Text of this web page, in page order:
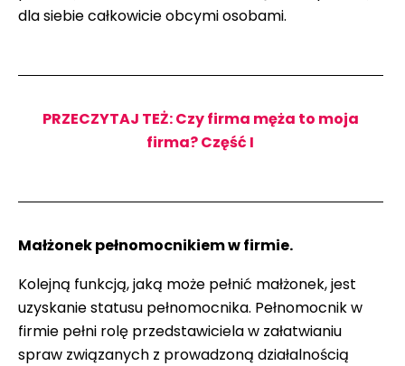
dla siebie całkowicie obcymi osobami.
PRZECZYTAJ TEŻ: Czy firma męża to moja
firma? Część I
Małżonek pełnomocnikiem w firmie.
Kolejną funkcją, jaką może pełnić małżonek, jest
uzyskanie statusu pełnomocnika. Pełnomocnik w
firmie pełni rolę przedstawiciela w załatwianiu
spraw związanych z prowadzoną działalnością